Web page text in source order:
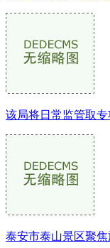
该局将日常监管取
泰安市泰山景区聚焦